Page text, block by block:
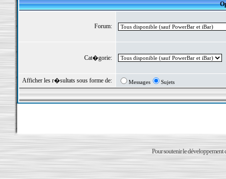
Forum:
Cat�gorie:
Afficher les r�sultats sous forme de: Messages Sujets
Pour soutenir le développement